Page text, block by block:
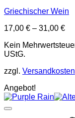
Griechischer Wein
17,00 € – 31,00 €
Kein
UStG.
zzgl. Versandkosten
Angebot!